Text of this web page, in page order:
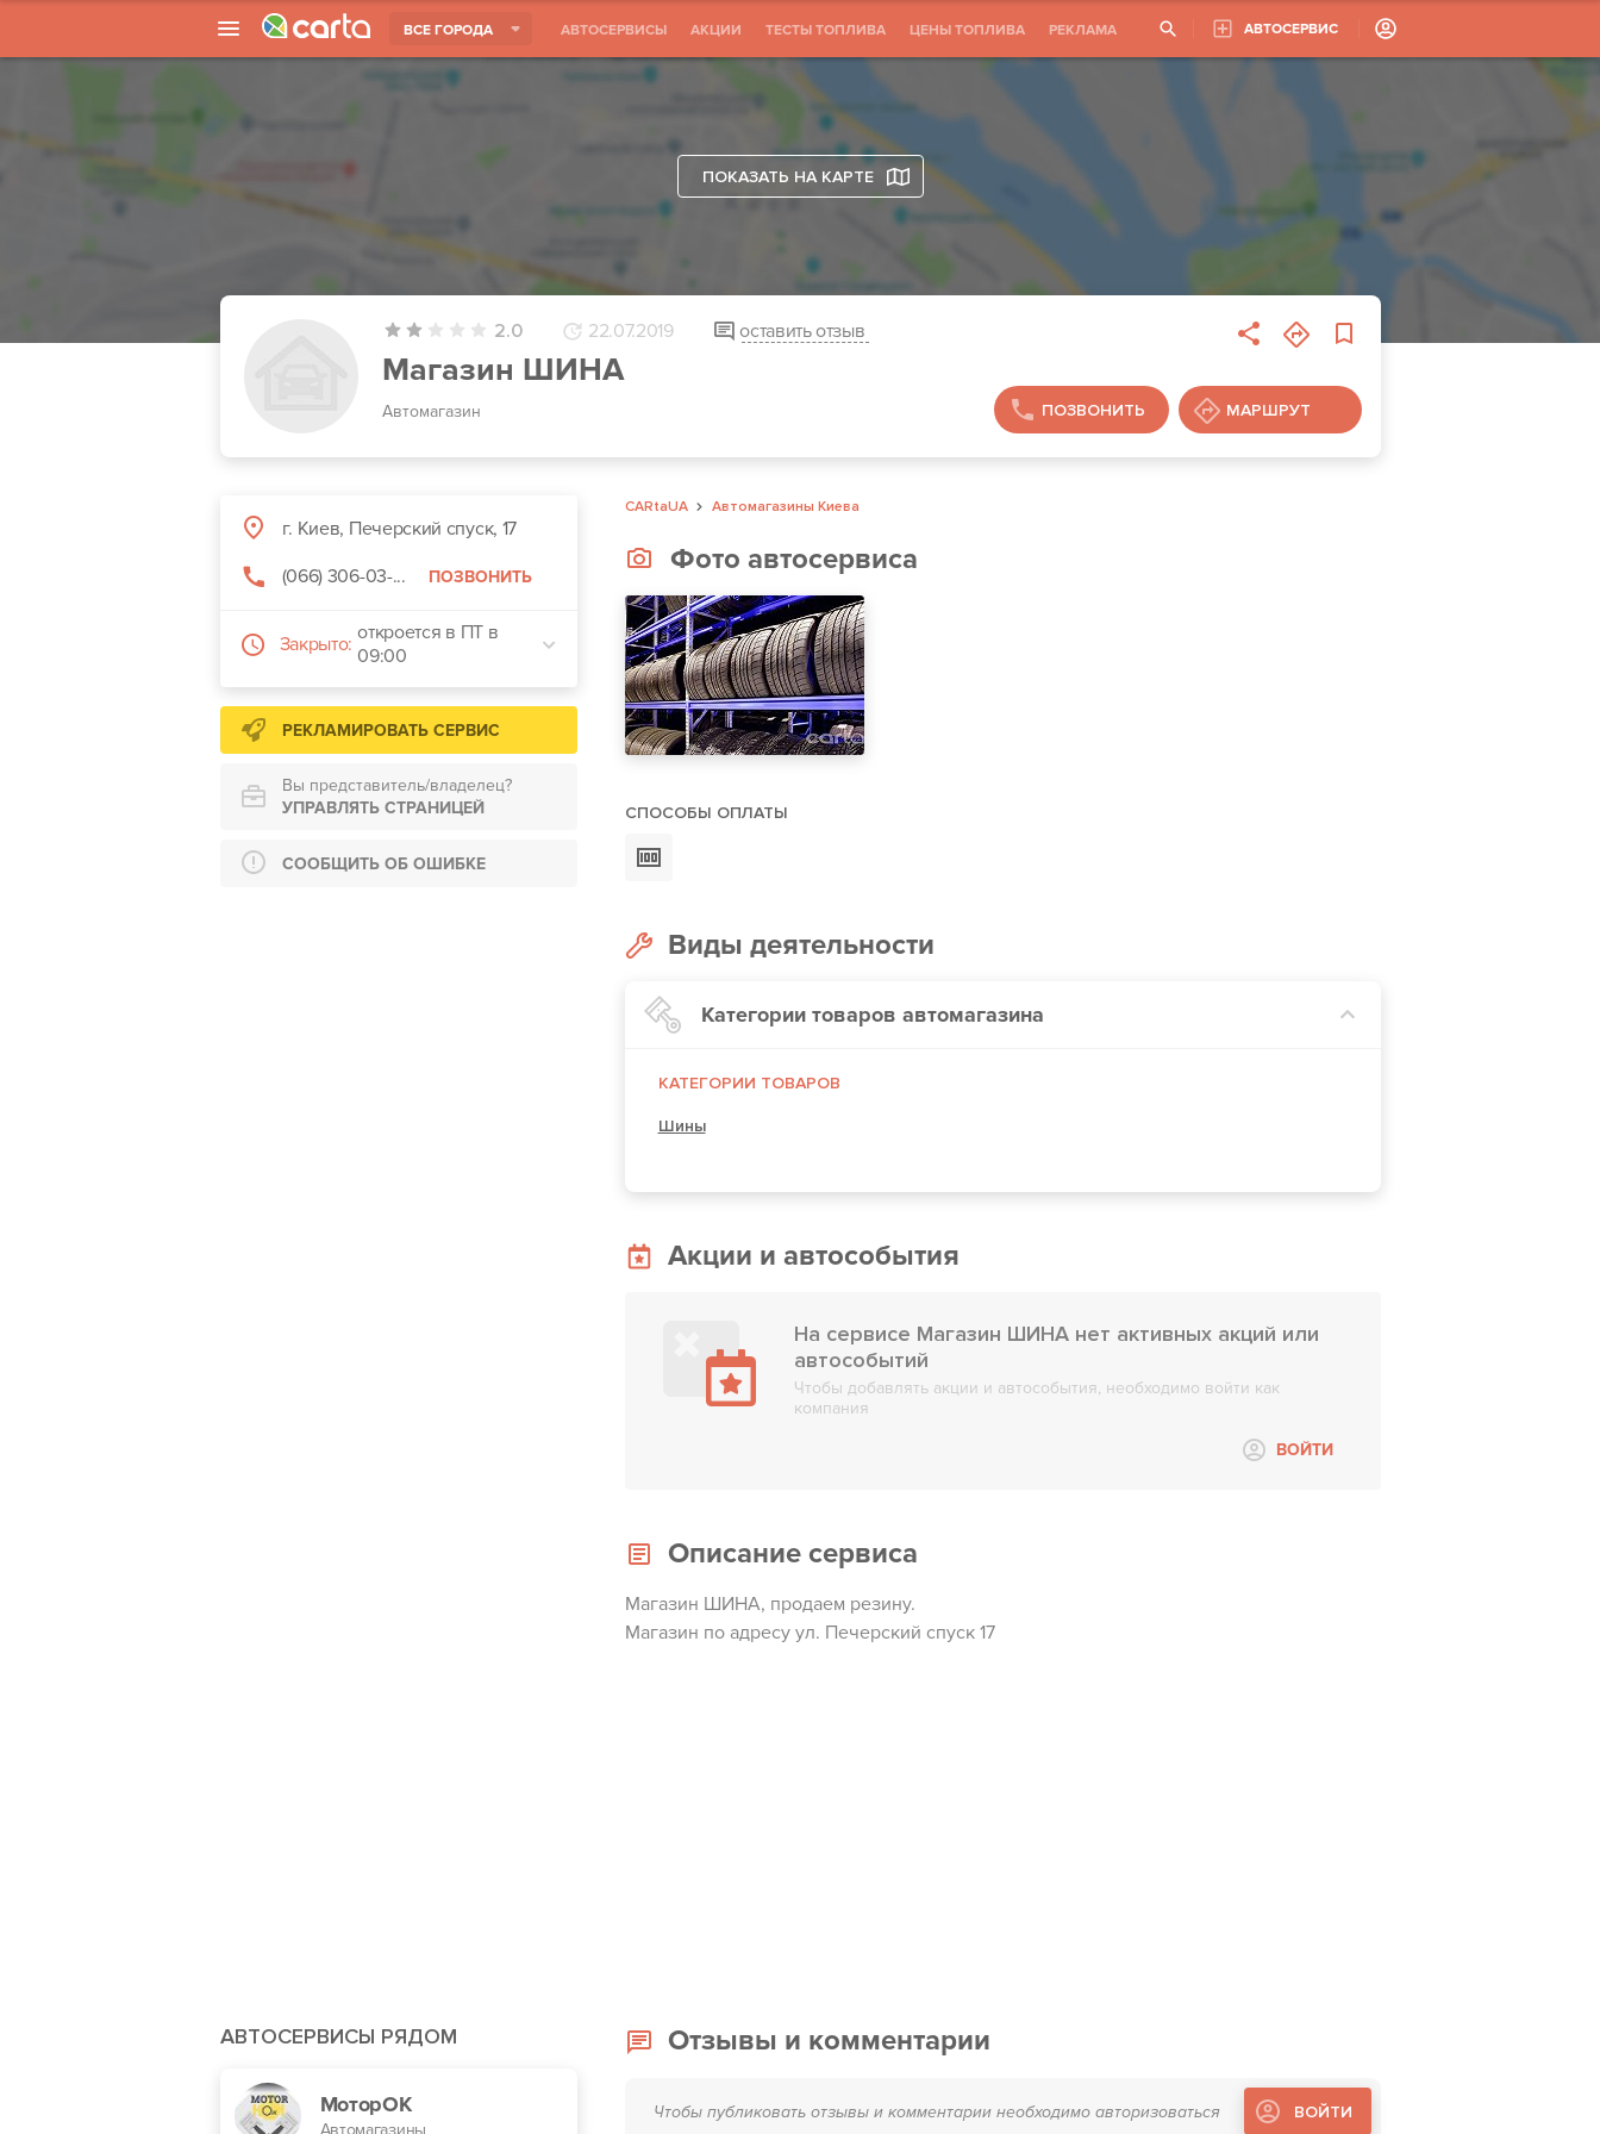
ВСЕ ГОРОДА АВТОСЕРВИСЫ АКЦИИ ТЕСТЫ ТОПЛИВА ЦЕНЫ ТОПЛИВА РЕКЛАМА АВТОСЕРВИС
ПОКАЗАТЬ НА КАРТЕ
2.0 22.07.2019 оставить отзыв
Магазин ШИНА
Автомагазин ПОЗВОНИТЬ МАРШРУТ
г. Киев, Печерский спуск, 17
(066) 306-03-...
ПОЗВОНИТЬ
Закрыто: откроется в ПТ в
09:00
РЕКЛАМИРОВАТЬ СЕРВИС
Вы представитель/владелец?
УПРАВЛЯТЬ СТРАНИЦЕЙ
СООБЩИТЬ ОБ ОШИБКЕ
CARtaUA Автомагазины Киева
Фото автосервиса
СПОСОБЫ ОПЛАТЫ
Виды деятельности
Категории товаров автомагазина
КАТЕГОРИИ ТОВАРОВ
Шины
Акции и автособытия
На сервисе Магазин ШИНА нет активных акций или
автособытий
Чтобы добавлять акции и автособытия, необходимо войти как
компания
ВОЙТИ
Описание сервиса
Магазин ШИНА, продаем резину.
Магазин по адресу ул. Печерский спуск 17
АВТОСЕРВИСЫ РЯДОМ
МоторОК
Автомагазины
Отзывы и комментарии
Чтобы публиковать отзывы и комментарии необходимо авторизоваться ВОЙТИ